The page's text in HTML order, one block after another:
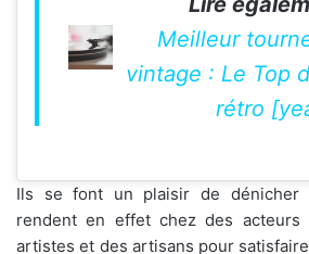
Meilleur
vintage : Le Top
rétro
Ils se font un plaisir de dénicher
rendent en effet chez des acteurs
artistes et des artisans pour